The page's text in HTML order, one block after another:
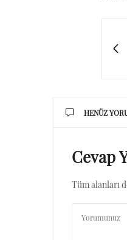
HENÜZ
Cevap
Tüm alanları